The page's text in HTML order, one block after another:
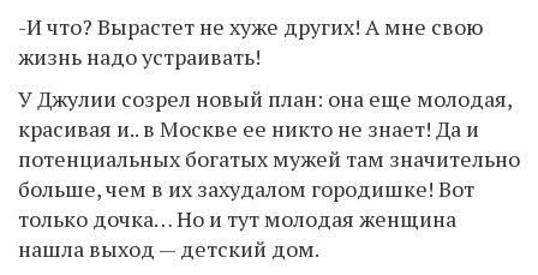
-И что? Вырастет не хуже других! А мне свою
жизнь надо устраивать!
У Джулии созрел новый план: она еще молодая,
красивая и.. в Москве ее никто не знает! Да и
потенциальных богатых мужей там значительно
больше, чем в их захудалом городишке! Вот
только дочка… Но и тут молодая женщина
нашла выход — детский дом.